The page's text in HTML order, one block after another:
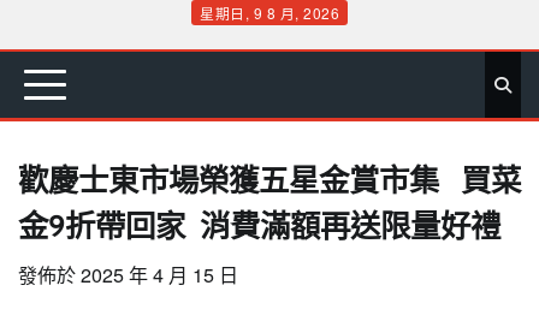
content
星期日, 9 8 月, 2026
首 要 娛 生 社 文 公 運 旅 政 地 專
歡慶士東市場榮獲五星金賞市集 買菜
金9折帶回家 消費滿額再送限量好禮
發佈於2025 年 4 月 15 日